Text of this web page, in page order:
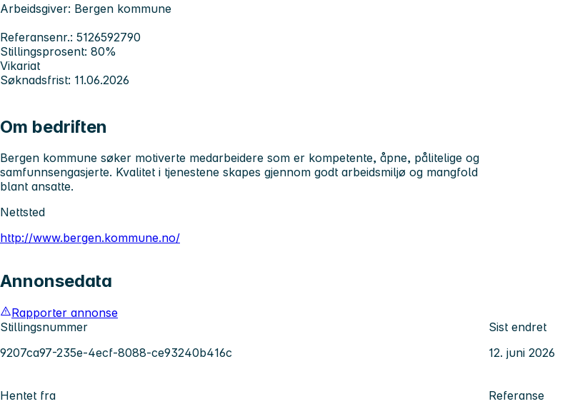
Arbeidsgiver: Bergen kommune
Referansenr.: 5126592790
Stillingsprosent: 80%
Vikariat
Søknadsfrist: 11.06.2026
Om bedriften
Bergen kommune søker motiverte medarbeidere som er kompetente, åpne, pålitelige og
samfunnsengasjerte. Kvalitet i tjenestene skapes gjennom godt arbeidsmiljø og mangfold
blant ansatte.
Nettsted
http://www.bergen.kommune.no/
Annonsedata
Rapporter annonse
Stillingsnummer
9207ca97-235e-4ecf-8088-ce93240b416c
Sist endret
12. juni 2026
Hentet fra
Referanse